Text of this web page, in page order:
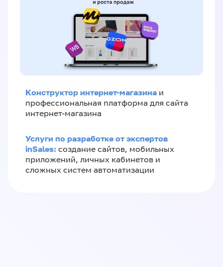
Конструктор интернет-магазина и
профессиональная платформа для сайта
интернет-магазина
Услуги по разработке от экспертов
inSales: создание сайтов, мобильных
приложений, личных кабинетов и
сложных систем автоматизации